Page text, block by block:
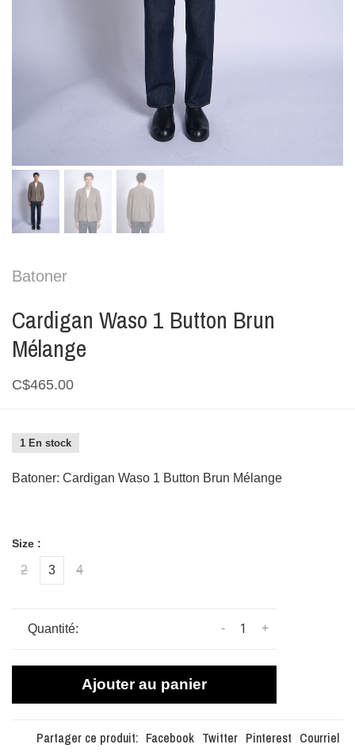
Batoner
Cardigan Waso 1 Button Brun
Mélange
C$465.00
1 En stock
Batoner: Cardigan Waso 1 Button Brun Mélange
Size :
2 3 4
Quantité: +
-
Ajouter au panier
Partager ce produit: Facebook Twitter Pinterest Courriel